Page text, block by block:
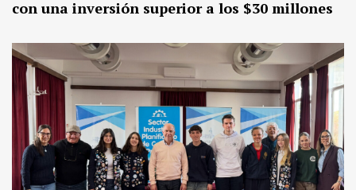
con una inversión superior a los $30 millones